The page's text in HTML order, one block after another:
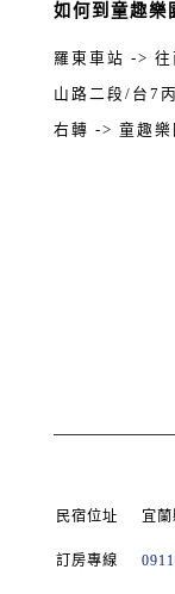
如何到童趣樂
羅東車站 ->
山路二段/台7
右轉 -> 童趣樂
民宿位址 宜
訂房專線